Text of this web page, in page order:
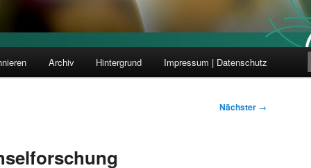
Archiv Hintergrund Impressum | Datenschutz
Nächster →